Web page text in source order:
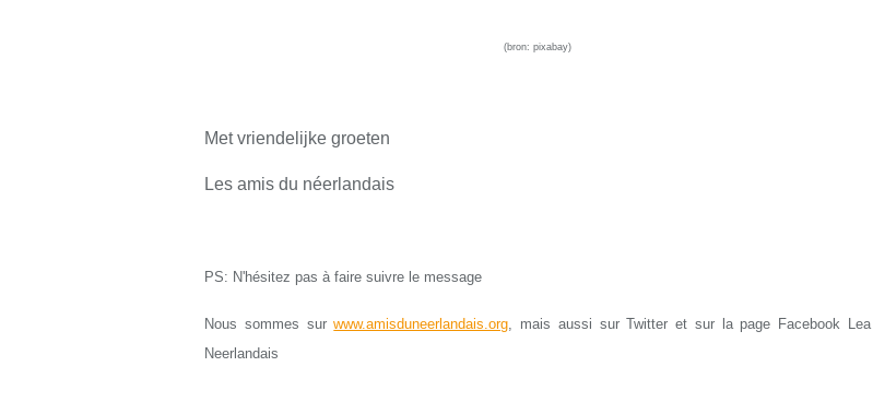
(bron: pixabay)
Met vriendelijke groeten
Les amis du néerlandais
PS: N'hésitez pas à faire suivre le message
Nous sommes surwww.amisduneerlandais.org, mais aussi sur Twitter et sur la page Facebook Lea
Neerlandais